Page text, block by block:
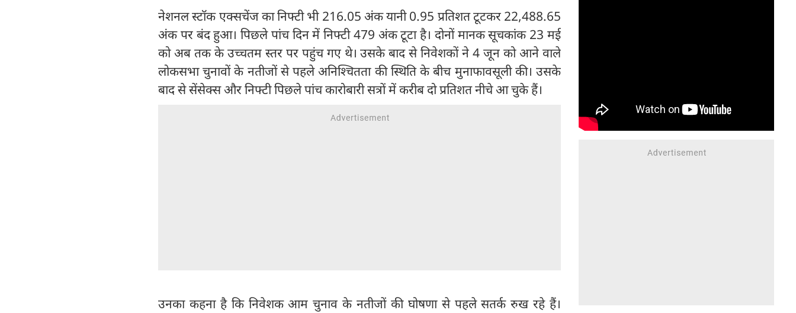
नेशनल स्टॉक एक्सचेंज का निफ्टी भी 216.05 अंक यानी 0.95 प्रतिशत टूटकर 22,488.65
अंक पर बंद हुआ। पिछले पांच दिन में निफ्टी 479 अंक टूटा है। दोनों मानक सूचकांक 23 मई
को अब तक के उच्चतम स्तर पर पहुंच गए थे। उसके बाद से निवेशकों ने 4 जून को आने वाले
लोकसभा चुनावों के नतीजों से पहले अनिश्चितता की स्थिति के बीच मुनाफावसूली की। उसके
बाद से सेंसेक्स और निफ्टी पिछले पांच कारोबारी सत्रों में करीब दो प्रतिशत नीचे आ चुके हैं।
उनका कहना है कि निवेशक आम चुनाव के नतीजों की घोषणा से पहले सतर्क रुख रहे हैं।